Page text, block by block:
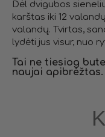
Dėl dvigubos
karštas iki 12
valandų. Tvirtas, sandarus ir elegantiškas – jis sukurtas
lydėti jus visur, nuo
Tai ne tiesiog
naujai apibrėžtas.